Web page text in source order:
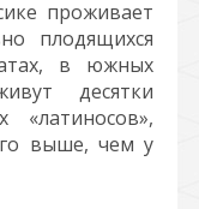
проживает
плодящихся
в южных
десятки
«латиносов»,
выше, чем у